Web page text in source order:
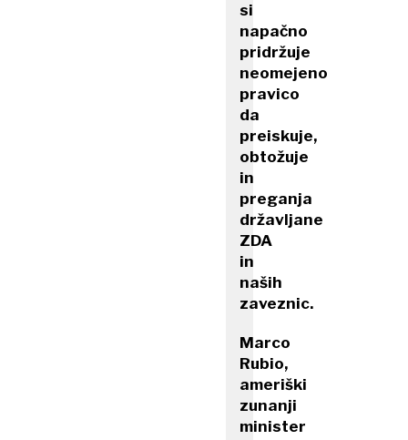
si
napačno
pridržuje
neomejeno
pravico
da
preiskuje,
obtožuje
in
preganja
državljane
ZDA
in
naših
zaveznic.
Marco
Rubio,
ameriški
zunanji
minister